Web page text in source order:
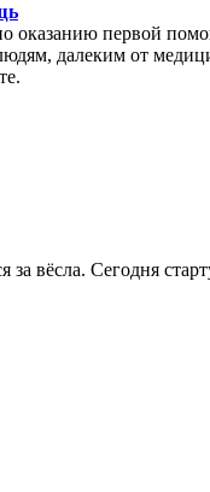
оказанию первой
далеким от
за вёсла. Сегодня